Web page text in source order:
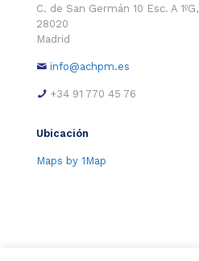
C. de San Germán 10 Esc. A 1ºG,
28020
Madrid
info@achpm.es
+34 91 770 45 76
Ubicación
Maps by 1Map